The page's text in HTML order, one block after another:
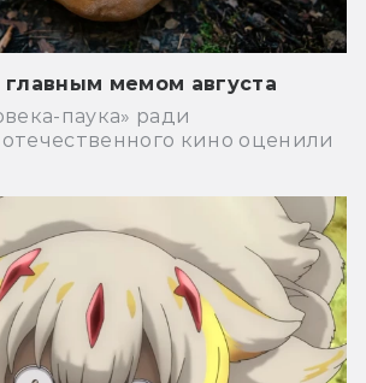
главным мемом августа
паука» ради
кино оценили